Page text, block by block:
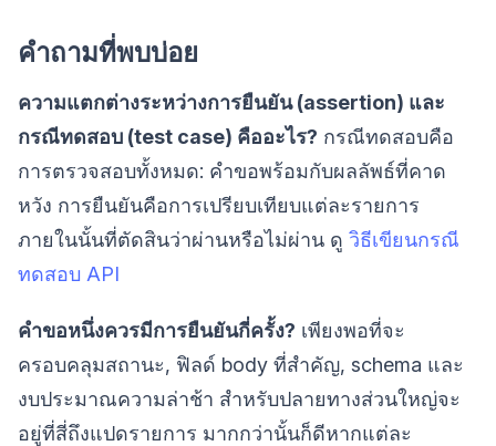
คำถามที่พบบ่อย
ความแตกต่างระหว่างการยืนยัน (assertion) และ
กรณีทดสอบ (test case) คืออะไร? กรณีทดสอบคือ
การตรวจสอบทั้งหมด: คำขอพร้อมกับผลลัพธ์ที่คาด
หวัง การยืนยันคือการเปรียบเทียบแต่ละรายการ
ภายในนั้นที่ตัดสินว่าผ่านหรือไม่ผ่าน ดู วิธีเขียนกรณี
ทดสอบ API
คำขอหนึ่งควรมีการยืนยันกี่ครั้ง? เพียงพอที่จะ
ครอบคลุมสถานะ, ฟิลด์ body ที่สำคัญ, schema และ
งบประมาณความล่าช้า สำหรับปลายทางส่วนใหญ่จะ
อยู่ที่สี่ถึงแปดรายการ มากกว่านั้นก็ดีหากแต่ละ